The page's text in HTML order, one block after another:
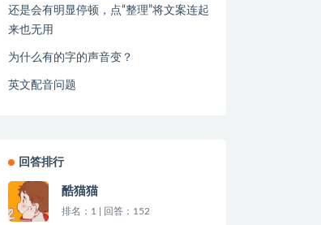
还是会有明显停顿，点“整理”将文案连起
来也无用
为什么有的字的声音变？
英文配音问题
回答排行
酷猫猫
排名：1 | 回答：152